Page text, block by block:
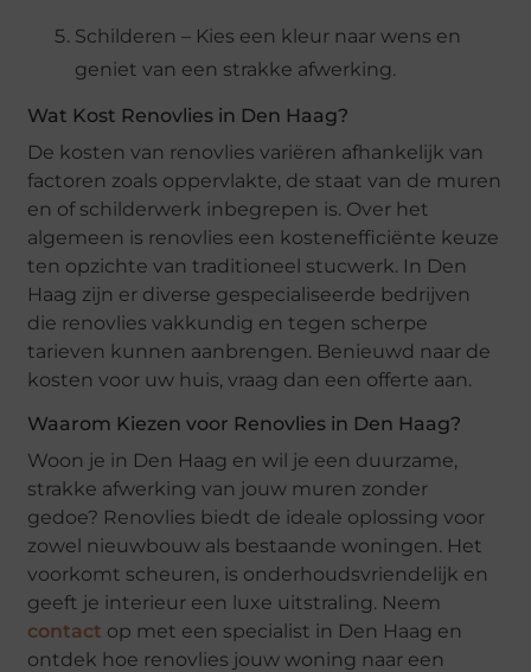
Schilderen – Kies een kleur naar wens en
geniet van een strakke afwerking.
Wat Kost Renovlies in Den Haag?
De kosten van renovlies variëren afhankelijk van
factoren zoals oppervlakte, de staat van de muren
en of schilderwerk inbegrepen is. Over het
algemeen is renovlies een kostenefficiënte keuze
ten opzichte van traditioneel stucwerk. In Den
Haag zijn er diverse gespecialiseerde bedrijven
die renovlies vakkundig en tegen scherpe
tarieven kunnen aanbrengen. Benieuwd naar de
kosten voor uw huis, vraag dan een offerte aan.
Waarom Kiezen voor Renovlies in Den Haag?
Woon je in Den Haag en wil je een duurzame,
strakke afwerking van jouw muren zonder
gedoe? Renovlies biedt de ideale oplossing voor
zowel nieuwbouw als bestaande woningen. Het
voorkomt scheuren, is onderhoudsvriendelijk en
geeft je interieur een luxe uitstraling. Neem
contact op met een specialist in Den Haag en
ontdek hoe renovlies jouw woning naar een